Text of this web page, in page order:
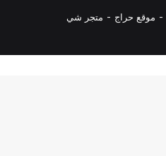
- موقع حراج - متجر شي